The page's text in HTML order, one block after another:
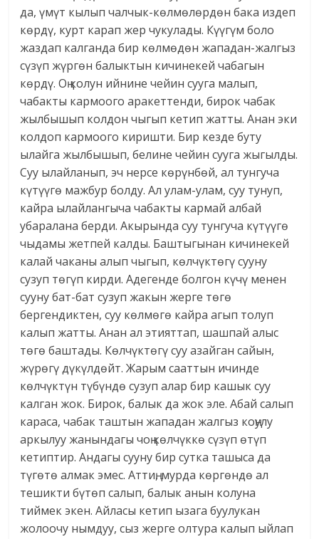
да, үмүт кылып чалчык-көлмөлөрдөн бака издеп
көрдү, курт карап жер чукулады. Күүгүм боло
жаздап калганда бир көлмөдөн жападан-жалгыз
сүзүп жүргөн балыктын кичинекей чабагын
көрдү. Оң колун ийнине чейин сууга малып,
чабакты кармоого аракеттенди, бирок чабак
жылбышып колдон чыгып кетип жатты. Анан эки
колдоп кармоого киришти. Бир кезде буту
ылайга жылбышып, белине чейин сууга жыгылды.
Суу ылайланып, эч нерсе көрүнбөй, ал тунгуча
күтүүгө мажбур болду. Ал улам-улам, суу тунуп,
кайра ылайлангыча чабакты кармай албай
убаралана берди. Акырында суу тунгуча күтүүгө
чыдамы жетпей калды. Баштыгынан кичинекей
калай чаканы алып чыгып, көлчүктөгү сууну
сузуп төгүп кирди. Адегенде болгон күчү менен
сууну бат-бат сузуп жакын жерге төгө
бергендиктен, суу көлмөгө кайра агып толуп
калып жатты. Анан ал этияттап, шашпай алыс
төгө баштады. Көлчүктөгү суу азайган сайын,
жүрөгү дүкүлдөйт. Жарым сааттын ичинде
көлчүктүн түбүндө сузуп алар бир кашык суу
калган жок. Бирок, балык да жок эле. Абай салып
караса, чабак таштын жападан жалгыз коңулу
аркылуу жанындагы чоң көлчүккө сүзүп өтүп
кетиптир. Андагы сууну бир сутка ташыса да
түгөтө алмак эмес. Аттиң, мурда көргөндө ал
тешикти бүтөп салып, балык анын колуна
тиймек экен. Айласы кетип ызага буулукан
жолоочу нымдуу, сыз жерге олтура калып ыйлап